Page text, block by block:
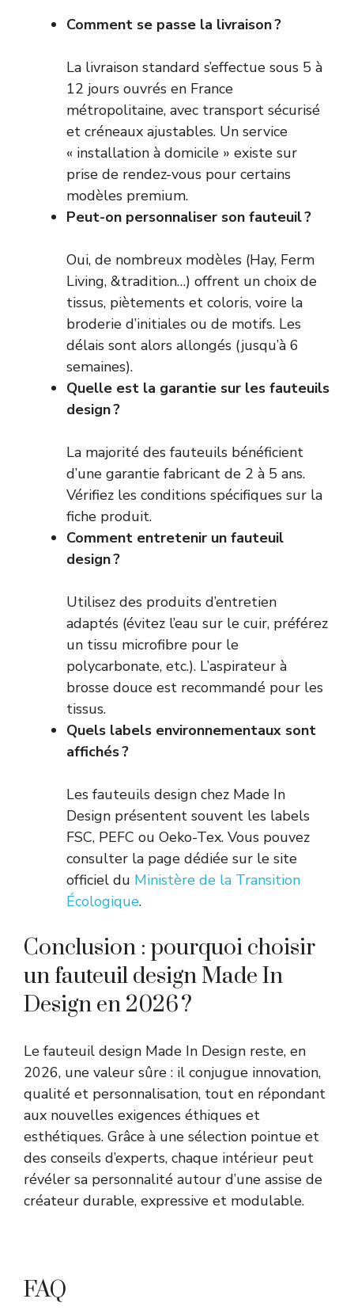
Comment se passe la livraison ?
La livraison standard s’effectue sous 5 à
12 jours ouvrés en France
métropolitaine, avec transport sécurisé
et créneaux ajustables. Un service
« installation à domicile » existe sur
prise de rendez-vous pour certains
modèles premium.
Peut-on personnaliser son fauteuil ?
Oui, de nombreux modèles (Hay, Ferm
Living, &tradition…) offrent un choix de
tissus, piètements et coloris, voire la
broderie d’initiales ou de motifs. Les
délais sont alors allongés (jusqu’à 6
semaines).
Quelle est la garantie sur les fauteuils
design ?
La majorité des fauteuils bénéficient
d’une garantie fabricant de 2 à 5 ans.
Vérifiez les conditions spécifiques sur la
fiche produit.
Comment entretenir un fauteuil
design ?
Utilisez des produits d’entretien
adaptés (évitez l’eau sur le cuir, préférez
un tissu microfibre pour le
polycarbonate, etc.). L’aspirateur à
brosse douce est recommandé pour les
tissus.
Quels labels environnementaux sont
affichés ?
Les fauteuils design chez Made In
Design présentent souvent les labels
FSC, PEFC ou Oeko-Tex. Vous pouvez
consulter la page dédiée sur le site
officiel du Ministère de la Transition
Écologique.
Conclusion : pourquoi choisir
un fauteuil design Made In
Design en 2026 ?
Le fauteuil design Made In Design reste, en
2026, une valeur sûre : il conjugue innovation,
qualité et personnalisation, tout en répondant
aux nouvelles exigences éthiques et
esthétiques. Grâce à une sélection pointue et
des conseils d’experts, chaque intérieur peut
révéler sa personnalité autour d’une assise de
créateur durable, expressive et modulable.
FAQ